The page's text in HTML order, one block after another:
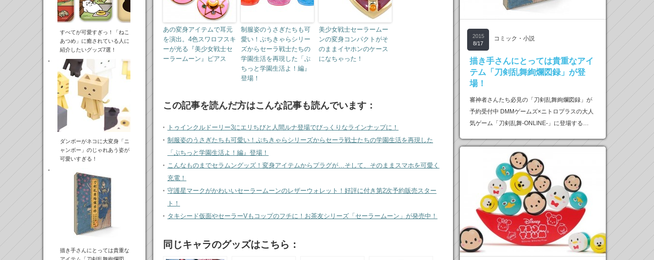
すべてが可愛すぎっ！「ねこ
あつめ」に癒されている人に
紹介したいグッズ7選！
ダンボーがネコに大変身「ニ
ャンボー」のじゃれあう姿が
可愛いすぎる！
描き手さんにとっては貴重な
あの変身アイテムで耳元
を演出。4色スワロフスキ
ーが光る『美少女戦士セ
ーラームーン』ピアス
制服姿のうさぎたちも可
愛い！ぷちきゃらシリー
ズからセーラ戦士たちの
学園生活を再現した「ぷ
ちっと学園生活よ！編』
登場！
美少女戦士セーラームー
ンの変身コンパクトがそ
のままイヤホンのケース
になちゃった！
この記事を読んだ方はこんな記事も読んでいます：
トゥインクルドーリー3にエリちびと人間ルナ登場でびっくりなラインナップに！
制服姿のうさぎたちも可愛い！ぷちきゃらシリーズからセーラ戦士たちの学園生活を再現した
「ぷちっと学園生活よ！編』登場！
こんなものまでセラムングッズ！変身アイテムからプラグが…そして、そのままスマホを可愛く
充電！
守護星マークがかわいいセーラームーンのレザーウォレット！好評に付き第2次予約販売スター
ト！
タキシード仮面やセーラーVもコップのフチに！お茶友シリーズ「セーラームーン」が発売中！
同じキャラのグッズはこちら：
2015
8/17
コミック・小説
描き手さんにとっては貴重なアイ
テム「刀剣乱舞絢爛図録」が登
場！
審神者さんたち必見の「刀剣乱舞絢爛図録」が
予約受付中 DMMゲームズ×ニトロプラスの大人
気ゲーム「刀剣乱舞-ONLINE-」に登場する…